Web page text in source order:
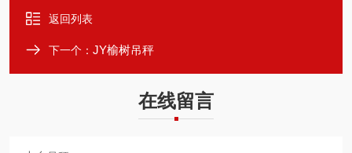
返回列表
下一个： JY榆树吊秤
在线留言